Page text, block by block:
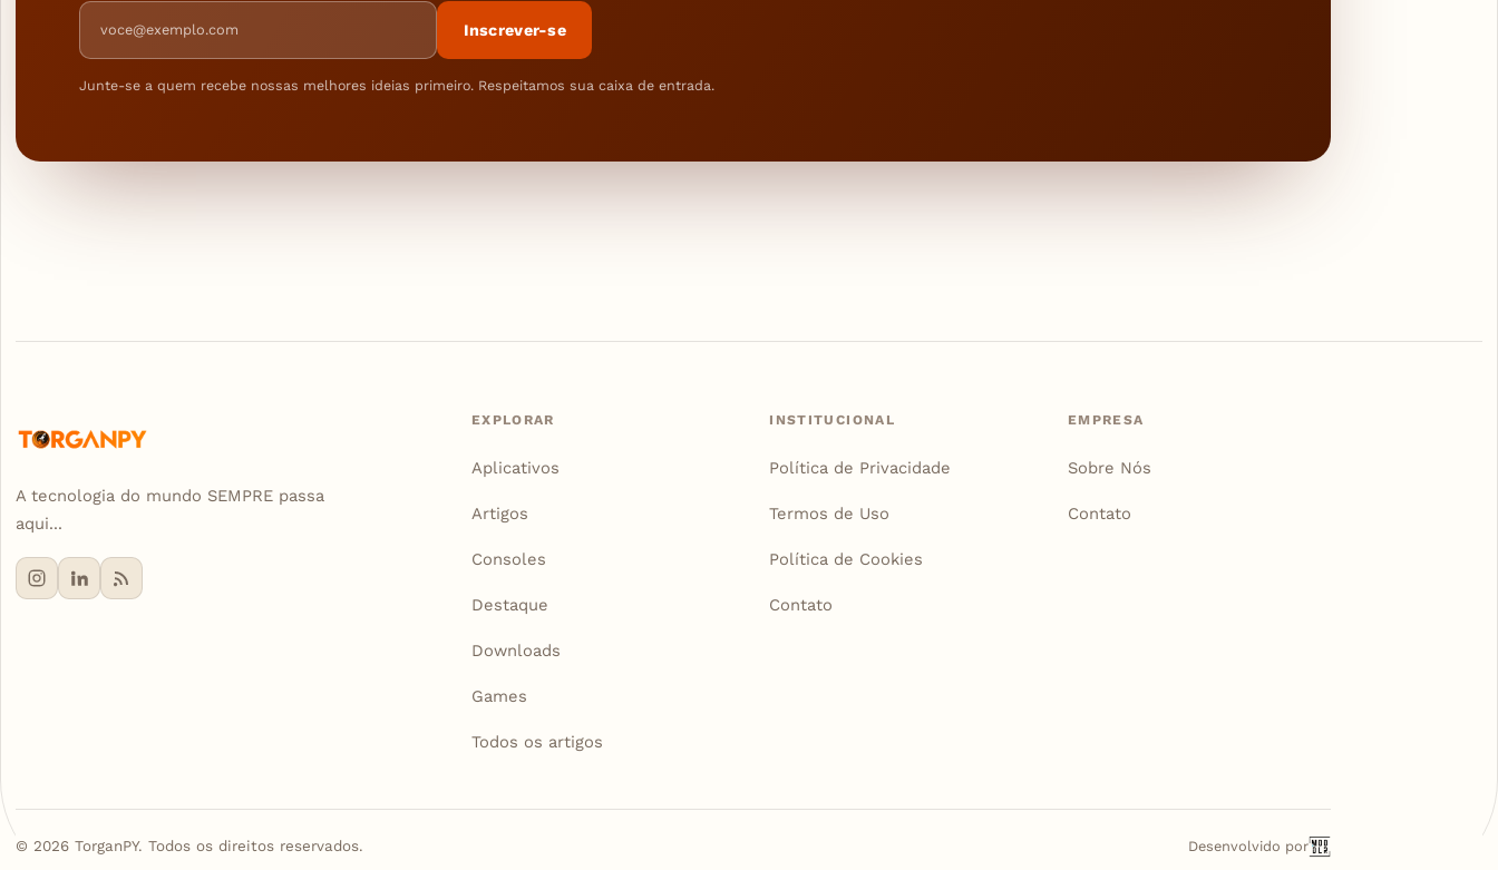
Endereço de e-mail
Inscrever-se
Junte-se a quem recebe nossas melhores ideias primeiro. Respeitamos sua caixa de entrada.
A tecnologia do mundo SEMPRE passa
aqui...
EXPLORAR
Aplicativos
Artigos
Consoles
Destaque
Downloads
Games
Todos os artigos
INSTITUCIONAL
Política de Privacidade
Termos de Uso
Política de Cookies
Contato
EMPRESA
Sobre Nós
Contato
© 2026TorganPY. Todos os direitos reservados. Desenvolvido por